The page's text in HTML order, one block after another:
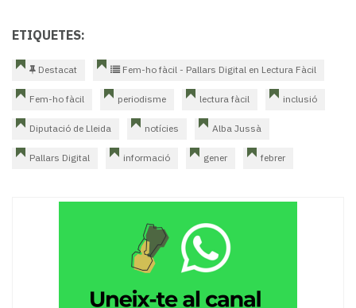
ETIQUETES:
Destacat Fem-ho fàcil - Pallars Digital en Lectura Fàcil
Fem-ho fàcil periodisme lectura fàcil inclusió
Diputació de Lleida notícies Alba Jussà
Pallars Digital informació gener febrer